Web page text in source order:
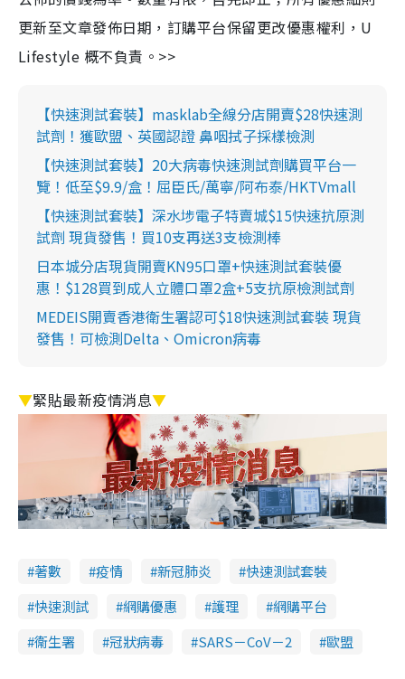
更新至文章發佈日期，訂購平台保留更改優惠權利，U
Lifestyle 概不負責。>>
【快速測試套裝】masklab全線分店開賣$28快速測
試劑！獲歐盟、英國認證 鼻咽拭子採樣檢測
【快速測試套裝】20大病毒快速測試劑購買平台一
覽！低至$9.9/盒！屈臣氏/萬寧/阿布泰/HKTVmall
【快速測試套裝】深水埗電子特賣城$15快速抗原測
試劑 現貨發售！買10支再送3支檢測棒
日本城分店現貨開賣KN95口罩+快速測試套裝優
惠！$128買到成人立體口罩2盒+5支抗原檢測試劑
MEDEIS開賣香港衛生署認可$18快速測試套裝 現貨
發售！可檢測Delta、Omicron病毒
▼緊貼最新疫情消息▼
著數 疫情 新冠肺炎
快速測試套裝
快速測試
網購優惠 護理
網購平台
衞生署
冠狀病毒 SARS－CoV－2 歐盟